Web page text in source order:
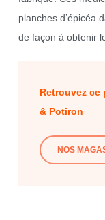
planches d’épicéa
de façon à obtenir
Retrouvez ce
& Potiron
NOS